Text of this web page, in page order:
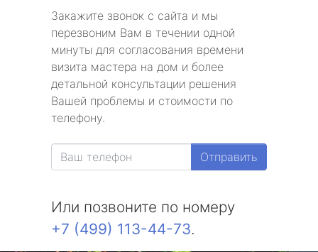
Закажите звонок с сайта и мы
перезвоним Вам в течении одной
минуты для согласования времени
визита мастера на дом и более
детальной консультации решения
Вашей проблемы и стоимости по
телефону.
Отправить
Или позвоните по номеру
+7 (499) 113-44-73.